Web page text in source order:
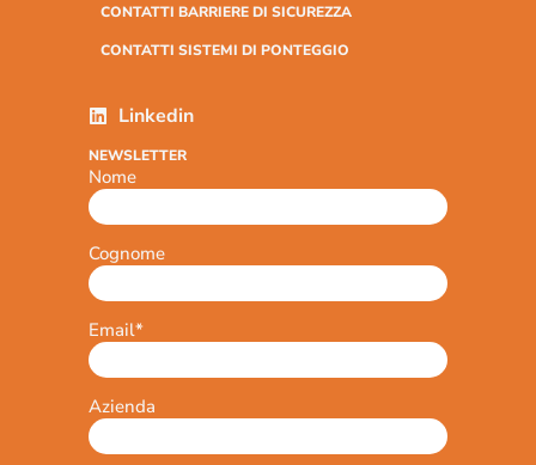
CONTATTI BARRIERE DI SICUREZZA
CONTATTI SISTEMI DI PONTEGGIO
Linkedin
NEWSLETTER
Nome
Cognome
Email*
Azienda